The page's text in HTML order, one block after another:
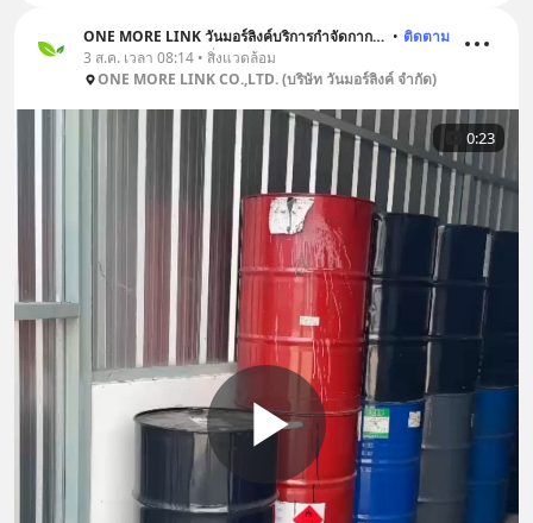
ONE MORE LINK วันมอร์ลิงค์บริการกำจัดกากอุตสาหกรรม • ติดตาม
3 ส.ค. เวลา 08:14 • สิ่งแวดล้อม
ONE MORE LINK CO.,LTD. (บริษัท วันมอร์ลิงค์ จำกัด)
0:23